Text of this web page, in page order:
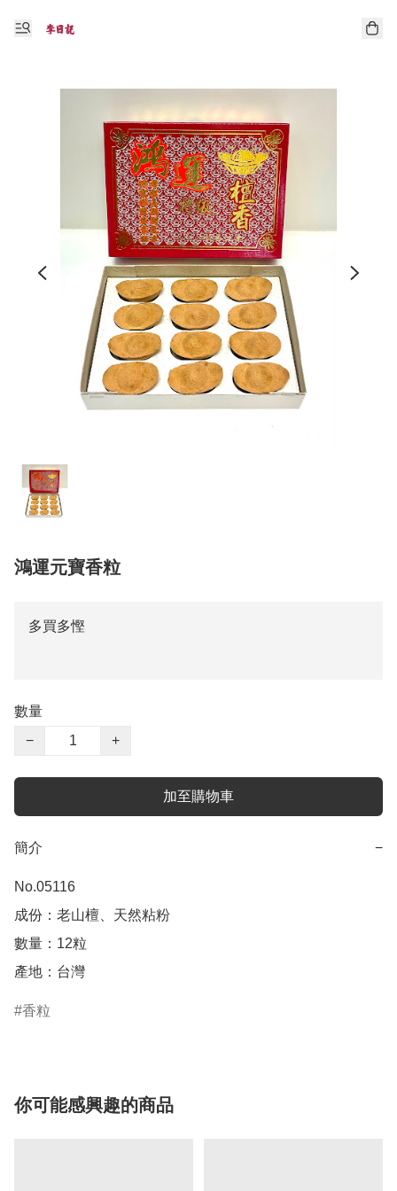
鴻運元寶香粒
多買多慳
數量
−
+
加至購物車
簡介 −
No.05116
成份：老山檀、天然粘粉
數量：12粒
產地：台灣
香粒
你可能感興趣的商品